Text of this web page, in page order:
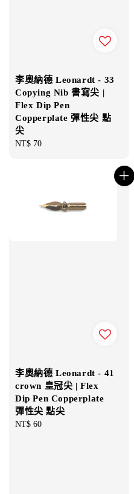
李奧納德 Leonardt - 33
Copying Nib 書寫尖 |
Flex Dip Pen
Copperplate 彈性尖 點
尖
Regular
NT$ 70
李奧納德 Leonardt - 41
crown 皇冠尖 | Flex
Dip Pen Copperplate
彈性尖 點尖
Regular
NT$ 60